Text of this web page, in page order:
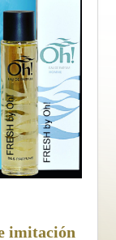
imitación